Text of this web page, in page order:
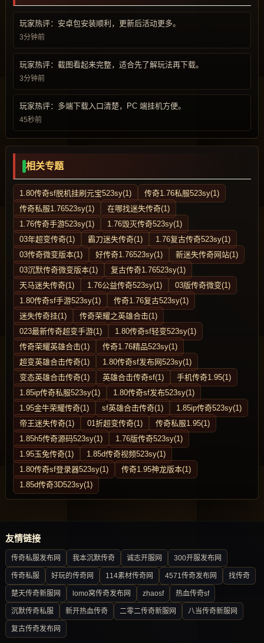
玩家热评：安卓包安装顺利，更新后活动更多。
3分钟前
玩家热评：截图看起来完整，适合先了解玩法再下载。
3分钟前
玩家热评：多端下载入口清楚，PC 端挂机方便。
45秒前
相关专题
1.80传奇sf脱机挂刷元宝523sy(1)
传奇1.76私服523sy(1)
传奇私服1.76523sy(1)
在哪找迷失传奇(1)
1.76传奇手游523sy(1)
1.76毁灭传奇523sy(1)
03年超变传奇(1)
霸刀迷失传奇(1)
1.76复古传奇523sy(1)
03传奇微变版本(1)
好传奇1.76523sy(1)
新迷失传奇网站(1)
03沉默传奇微变版本(1)
复古传奇1.76523sy(1)
天马迷失传奇(1)
1.76公益传奇523sy(1)
03版传奇微变(1)
1.80传奇sf手游523sy(1)
传奇1.76复古523sy(1)
迷失传奇挂(1)
传奇荣耀之英雄合击(1)
023最新传奇超变手游(1)
1.80传奇sf轻变523sy(1)
传奇荣耀英雄合击(1)
传奇1.76精品523sy(1)
超变英雄合击传奇(1)
1.80传奇sf发布网523sy(1)
变态英雄合击传奇(1)
英雄合击传奇sf(1)
手机传奇1.95(1)
1.85ip传奇私服523sy(1)
1.80传奇sf发布523sy(1)
1.95金牛荣耀传奇(1)
sf英雄合击传奇(1)
1.85ip传奇523sy(1)
帝王迷失传奇(1)
01折超变传奇(1)
传奇私服1.95(1)
1.85h5传奇源码523sy(1)
1.76版传奇523sy(1)
1.95玉兔传奇(1)
1.85d传奇视频523sy(1)
1.80传奇sf登录器523sy(1)
传奇1.95神龙版本(1)
1.85d传奇3D523sy(1)
友情链接
传奇私服发布网 我本沉默传奇 诚志开服网 300开服发布网
传奇私服 好玩的传奇网 114素材传奇网 4571传奇发布网 找传奇
楚天传奇新服网 lomo窝传奇发布网 zhaosf 热血传奇sf
沉默传奇私服 新开热血传奇 二零二传奇新服网 八当传奇新服网
复古传奇发布网